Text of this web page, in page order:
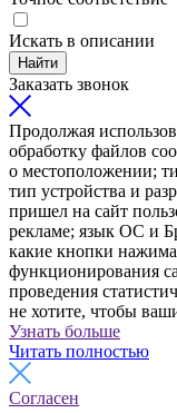
Искать в описании
Найти
Заказать звонок
Продолжая
обработку файлов
о местоположении;
тип устройства и
пришел на сайт
рекламе; язык ОС и
какие кнопки
функционирования
проведения
не хотите, чтобы
Узнать больше
Читать полностью
Согласен